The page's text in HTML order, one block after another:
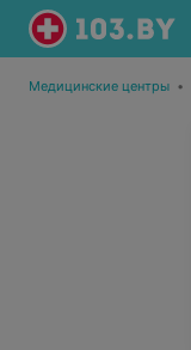
Медицинские центры •